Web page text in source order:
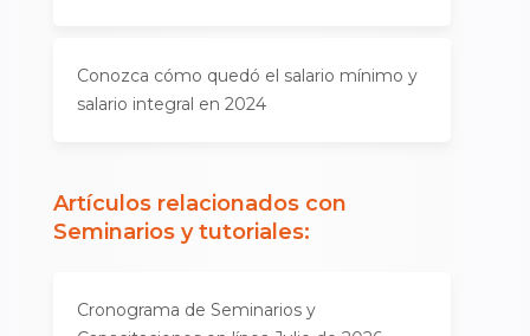
Conozca cómo quedó el salario mínimo y
salario integral en 2024
Artículos relacionados con
Seminarios y tutoriales:
Cronograma de Seminarios y